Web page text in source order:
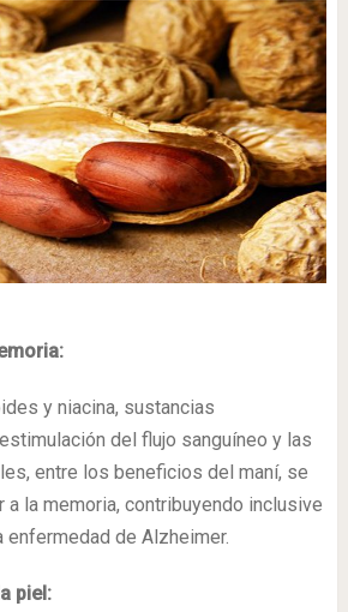
y niacina, sustancias
del flujo sanguíneo y las
entre los beneficios del maní, se
la memoria, contribuyendo inclusive
enfermedad de Alzheimer.
piel: